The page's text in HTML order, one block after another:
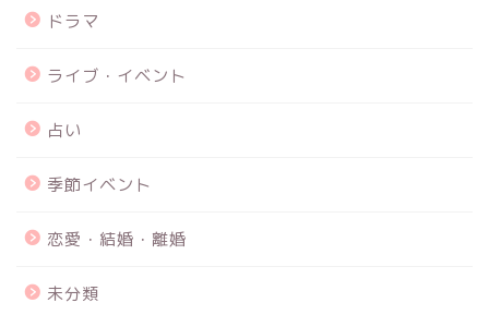
ドラマ
ライブ・イベント
占い
季節イベント
恋愛・結婚・離婚
未分類